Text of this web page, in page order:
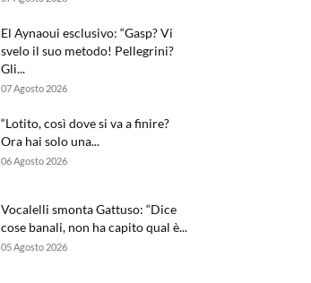
El Aynaoui esclusivo: “Gasp? Vi
svelo il suo metodo! Pellegrini?
Gli...
07 Agosto 2026
“Lotito, così dove si va a finire?
Ora hai solo una...
06 Agosto 2026
Vocalelli smonta Gattuso: “Dice
cose banali, non ha capito qual è...
05 Agosto 2026